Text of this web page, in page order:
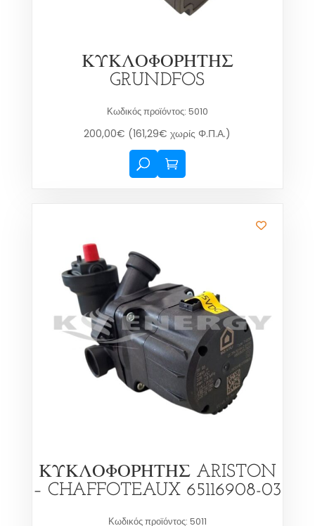
ΚΥΚΛΟΦΟΡΗΤΗΣ
GRUNDFOS
Κωδικός προϊόντος: 5010
200,00€ (161,29€ χωρίς Φ.Π.Α.)
ΚΥΚΛΟΦΟΡΗΤΗΣ ARISTON
– CHAFFOTEAUX 65116908-03
Κωδικός προϊόντος: 5011